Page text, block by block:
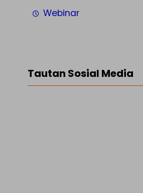
Webinar
Tautan Sosial Media